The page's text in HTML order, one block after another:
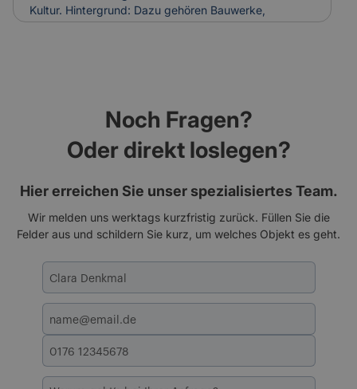
bei der Gebäudebewertung und Schadenanalyse mit
einbezogen.
Kultur. Hintergrund: Dazu gehören Bauwerke,
Kunstwerke, Traditionen und Handwerksformen, die
und Erhalt meist aufwendig und kostenintensiv sind.
Noch Fragen?
Oder direkt loslegen?
Hier erreichen Sie unser spezialisiertes Team.
Wir melden uns werktags kurzfristig zurück. Füllen Sie die
Felder aus und schildern Sie kurz, um welches Objekt es geht.